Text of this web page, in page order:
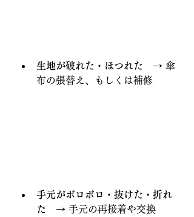
生地が破れた・ほつれた
→ 傘
布の張替え、もしくは補修
手元がボロボロ・抜けた・折れ
た
→ 手元の再接着や交換